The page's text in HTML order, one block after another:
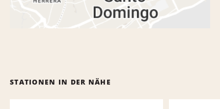
STATIONEN IN DER NÄHE